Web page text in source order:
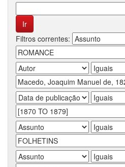
Filtros correntes: